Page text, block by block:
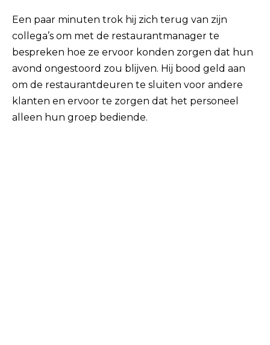
Een paar minuten trok hij zich terug van zijn
collega’s om met de restaurantmanager te
bespreken hoe ze ervoor konden zorgen dat hun
avond ongestoord zou blijven. Hij bood geld aan
om de restaurantdeuren te sluiten voor andere
klanten en ervoor te zorgen dat het personeel
alleen hun groep bediende.